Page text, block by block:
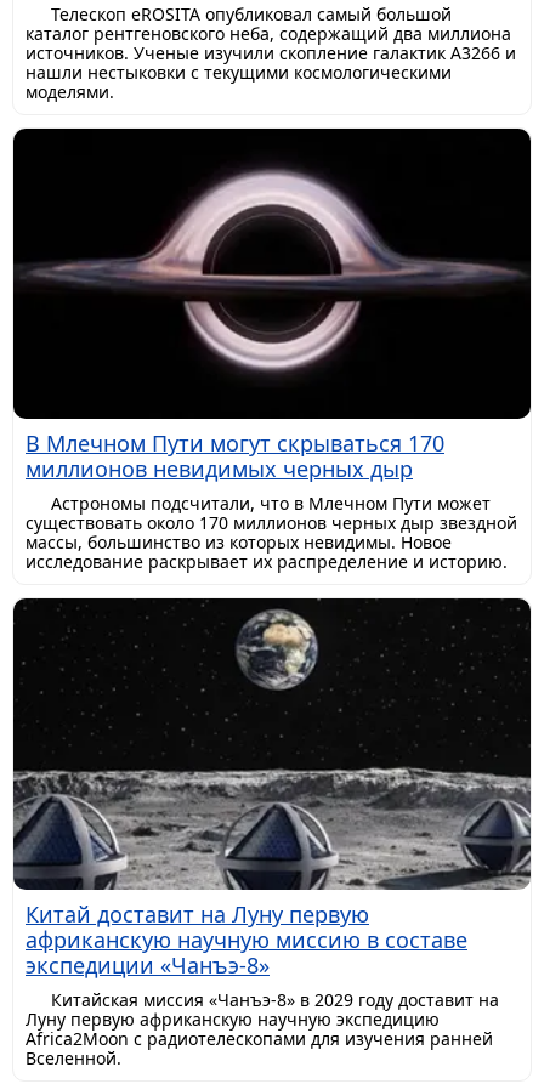
Телескоп eROSITA опубликовал самый большой
каталог рентгеновского неба, содержащий два миллиона
источников. Ученые изучили скопление галактик A3266 и
нашли нестыковки с текущими космологическими
моделями.
В Млечном Пути могут скрываться 170
миллионов невидимых черных дыр
Астрономы подсчитали, что в Млечном Пути может
существовать около 170 миллионов черных дыр звездной
массы, большинство из которых невидимы. Новое
исследование раскрывает их распределение и историю.
Китай доставит на Луну первую
африканскую научную миссию в составе
экспедиции «Чанъэ-8»
Китайская миссия «Чанъэ-8» в 2029 году доставит на
Луну первую африканскую научную экспедицию
Africa2Moon с радиотелескопами для изучения ранней
Вселенной.